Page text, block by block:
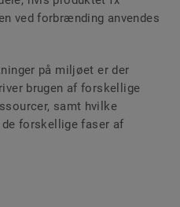
ved forbrænding anvendes
på miljøet er der
brugen af forskellige
samt hvilke
forskellige faser af